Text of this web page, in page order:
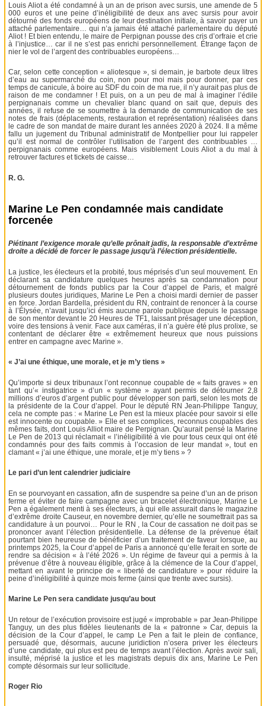
Louis Aliot a été condamné à un an de prison avec sursis, une amende de 5
000 euros et une peine d’inéligibilité de deux ans avec sursis pour avoir
détourné des fonds européens de leur destination initiale, à savoir payer un
attaché parlementaire… qui n’a jamais été attaché parlementaire du député
Aliot ! Et bien entendu, le maire de Perpignan pousse des cris d’orfraie et crie
à l’injustice… car il ne s’est pas enrichi personnellement. Étrange façon de
nier le vol de l’argent des contribuables européens…
Car, selon cette conception « aliotesque », si demain, je barbote deux litres
d’eau au supermarché du coin, non pour moi mais pour donner, par ces
temps de canicule, à boire au SDF du coin de ma rue, il n’y aurait pas plus de
raison de me condamner ! Et puis, on a un peu de mal à imaginer l’édile
perpignanais comme un chevalier blanc quand on sait que, depuis des
années, il refuse de se soumettre à la demande de communication de ses
notes de frais (déplacements, restauration et représentation) réalisées dans
le cadre de son mandat de maire durant les années 2020 à 2024. Il a même
fallu un jugement du Tribunal administratif de Montpellier pour lui rappeler
qu’il est normal de contrôler l’utilisation de l’argent des contribuables …
perpignanais comme européens. Mais visiblement Louis Aliot a du mal à
retrouver factures et tickets de caisse…
R. G.
Marine Le Pen condamnée mais candidate
forcenée
Piétinant l’exigence morale qu’elle prônait jadis, la responsable d’extrême
droite a décidé de forcer le passage jusqu’à l’élection présidentielle.
La justice, les électeurs et la probité, tous méprisés d’un seul mouvement. En
déclarant sa candidature quelques heures après sa condamnation pour
détournement de fonds publics par la Cour d’appel de Paris, et malgré
plusieurs doutes juridiques, Marine Le Pen a choisi mardi dernier de passer
en force. Jordan Bardella, président du RN, contraint de renoncer à la course
à l’Élysée, n’avait jusqu’ici émis aucune parole publique depuis le passage
de son mentor devant le 20 Heures de TF1, laissant présager une déception,
voire des tensions à venir. Face aux caméras, il n’a guère été plus prolixe, se
contentant de déclarer être « extrêmement heureux que nous puissions
entrer en campagne avec Marine ».
« J’ai une éthique, une morale, et je m’y tiens »
Qu’importe si deux tribunaux l’ont reconnue coupable de « faits graves » en
tant qu’« instigatrice » d’un « système » ayant permis de détourner 2,8
millions d’euros d’argent public pour développer son parti, selon les mots de
la présidente de la Cour d’appel. Pour le député RN Jean-Philippe Tanguy,
cela ne compte pas : « Marine Le Pen est la mieux placée pour savoir si elle
est innocente ou coupable. » Elle et ses complices, reconnus coupables des
mêmes faits, dont Louis Alliot maire de Perpignan. Qu’aurait pensé la Marine
Le Pen de 2013 qui réclamait « l’inéligibilité à vie pour tous ceux qui ont été
condamnés pour des faits commis à l’occasion de leur mandat », tout en
clamant « j’ai une éthique, une morale, et je m’y tiens » ?
Le pari d’un lent calendrier judiciaire
En se pourvoyant en cassation, afin de suspendre sa peine d’un an de prison
ferme et éviter de faire campagne avec un bracelet électronique, Marine Le
Pen a également menti à ses électeurs, à qui elle assurait dans le magazine
d’extrême droite Causeur, en novembre dernier, qu’elle ne soumettrait pas sa
candidature à un pourvoi… Pour le RN , la Cour de cassation ne doit pas se
prononcer avant l’élection présidentielle. La défense de la prévenue était
pourtant bien heureuse de bénéficier d’un traitement de faveur lorsque, au
printemps 2025, la Cour d’appel de Paris a annoncé qu’elle ferait en sorte de
rendre sa décision « à l’été 2026 ». Un régime de faveur qui a permis à la
prévenue d’être à nouveau éligible, grâce à la clémence de la Cour d’appel,
mettant en avant le principe de « liberté de candidature » pour réduire la
peine d’inéligibilité à quinze mois ferme (ainsi que trente avec sursis).
Marine Le Pen sera candidate jusqu’au bout
Un retour de l’exécution provisoire est jugé « improbable » par Jean-Philippe
Tanguy, un des plus fidèles lieutenants de la « patronne » Car, depuis la
décision de la Cour d’appel, le camp Le Pen a fait le plein de confiance,
persuadé que, désormais, aucune juridiction n’osera priver les électeurs
d’une candidate, qui plus est peu de temps avant l’élection. Après avoir sali,
insulté, méprisé la justice et les magistrats depuis dix ans, Marine Le Pen
compte désormais sur leur sollicitude.
Roger Rio